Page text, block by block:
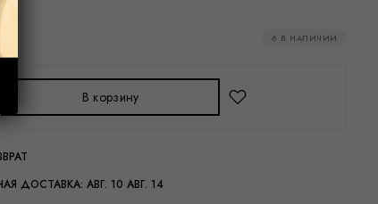
6 В НАЛИЧИИ
В корзину
ДОСТАВКА: АВГ. 10 АВГ. 14